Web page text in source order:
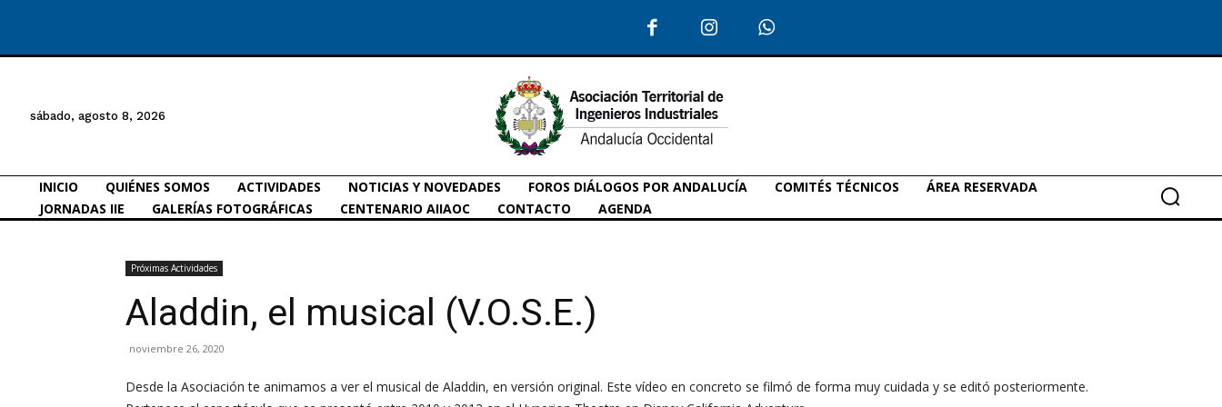
sábado, agosto 8, 2026
INICIO QUIÉNES SOMOS ACTIVIDADES NOTICIAS Y NOVEDADES FOROS DIÁLOGOS POR ANDALUCÍA COMITÉS TÉCNICOS
ÁREA RESERVADA
JORNADAS IIE
GALERÍAS FOTOGRÁFICAS CENTENARIO AIIAOC CONTACTO AGENDA
Próximas Actividades
Aladdin, el musical (V.O.S.E.)
noviembre 26, 2020
Desde la Asociación te animamos a ver el musical de Aladdin, en versión original. Este vídeo en concreto se filmó de forma muy cuidada y se editó posteriormente.